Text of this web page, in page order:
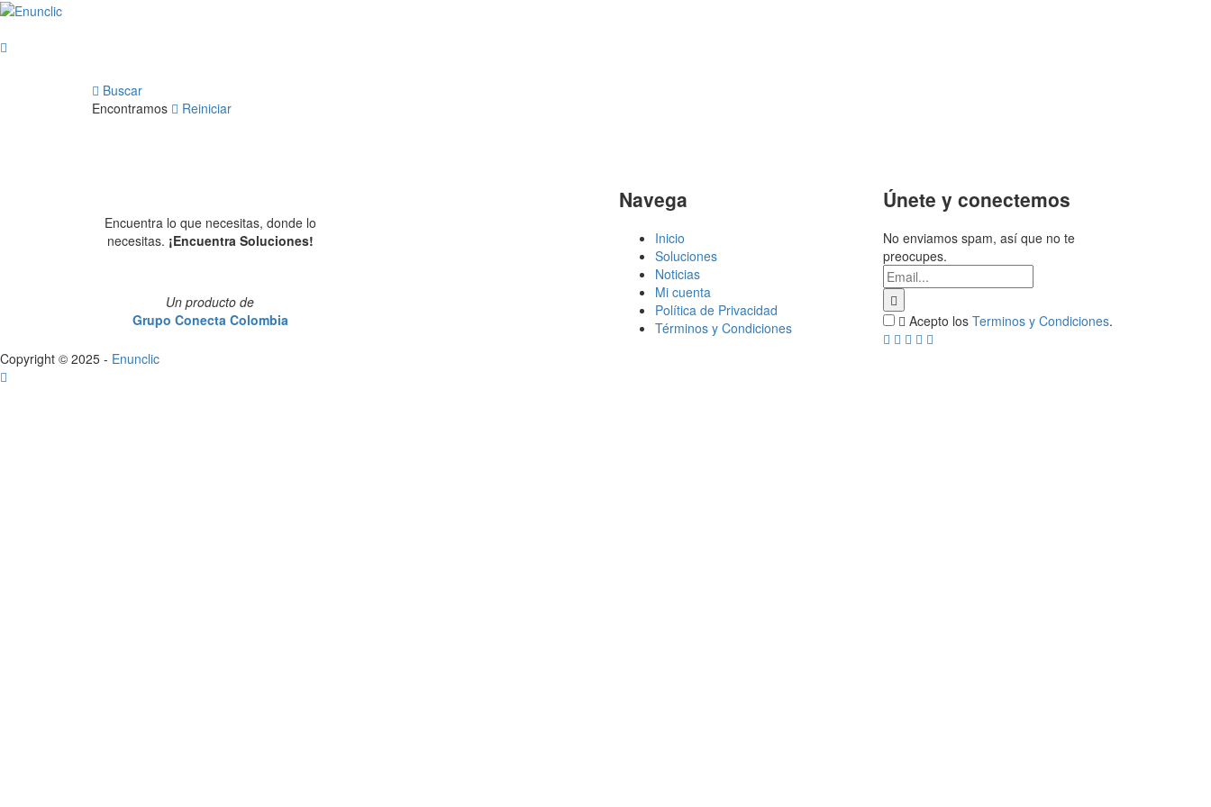
Buscar
Encontramos
Reiniciar
Encuentra lo que necesitas, donde lo
necesitas. ¡Encuentra Soluciones!
Un producto de
Grupo Conecta Colombia
Navega
Inicio
Soluciones
Noticias
Mi cuenta
Política de Privacidad
Términos y Condiciones
Únete y conectemos
No enviamos spam, así que no te
preocupes.
Acepto los Terminos y Condiciones.
Copyright © 2025 - Enunclic